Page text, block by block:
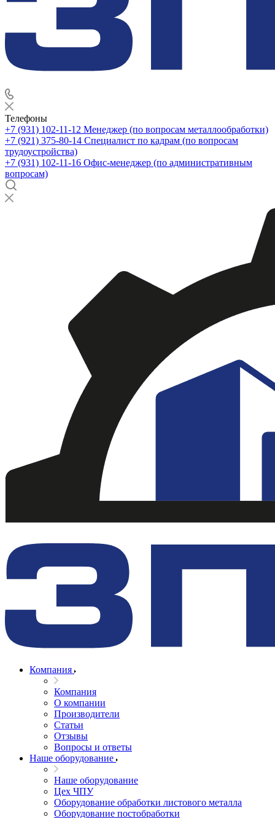
Телефоны
+7 (931) 102-11-12 Менеджер (по вопросам металлообработки)
+7 (921) 375-80-14 Специалист по кадрам (по вопросам
трудоустройства)
+7 (931) 102-11-16 Офис-менеджер (по административным
вопросам)
Компания
Компания
О компании
Производители
Статьи
Отзывы
Вопросы и ответы
Наше оборудование
Наше оборудование
Цех ЧПУ
Оборудование обработки листового металла
Оборудование постобработки